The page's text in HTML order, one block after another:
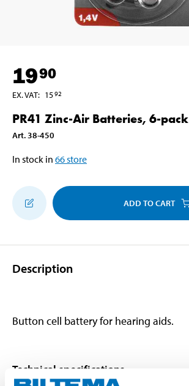
1990
EX. VAT: 1592
PR41 Zinc-Air Batteries, 6-pack
Art. 38-450
In stock in 66store
ADD TO CART
Description
Button cell battery for hearing aids.
Technical specifications